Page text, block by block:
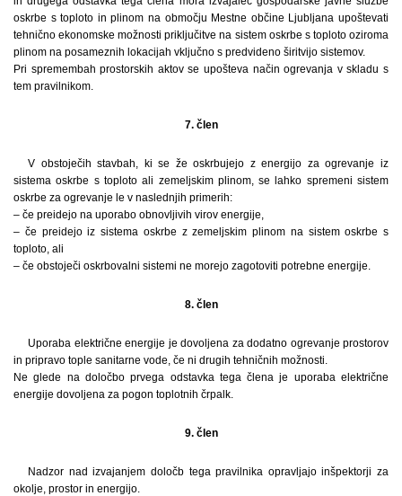
oskrbe s toploto in plinom na območju Mestne občine Ljubljana upoštevati
tehnično ekonomske možnosti priključitve na sistem oskrbe s toploto oziroma
plinom na posameznih lokacijah vključno s predvideno širitvijo sistemov.
Pri spremembah prostorskih aktov se upošteva način ogrevanja v skladu s
tem pravilnikom.
7. člen
V obstoječih stavbah, ki se že oskrbujejo z energijo za ogrevanje iz
sistema oskrbe s toploto ali zemeljskim plinom, se lahko spremeni sistem
oskrbe za ogrevanje le v naslednjih primerih:
– če preidejo na uporabo obnovljivih virov energije,
– če preidejo iz sistema oskrbe z zemeljskim plinom na sistem oskrbe s
toploto, ali
– če obstoječi oskrbovalni sistemi ne morejo zagotoviti potrebne energije.
8. člen
Uporaba električne energije je dovoljena za dodatno ogrevanje prostorov
in pripravo tople sanitarne vode, če ni drugih tehničnih možnosti.
Ne glede na določbo prvega odstavka tega člena je uporaba električne
energije dovoljena za pogon toplotnih črpalk.
9. člen
Nadzor nad izvajanjem določb tega pravilnika opravljajo inšpektorji za
okolje, prostor in energijo.